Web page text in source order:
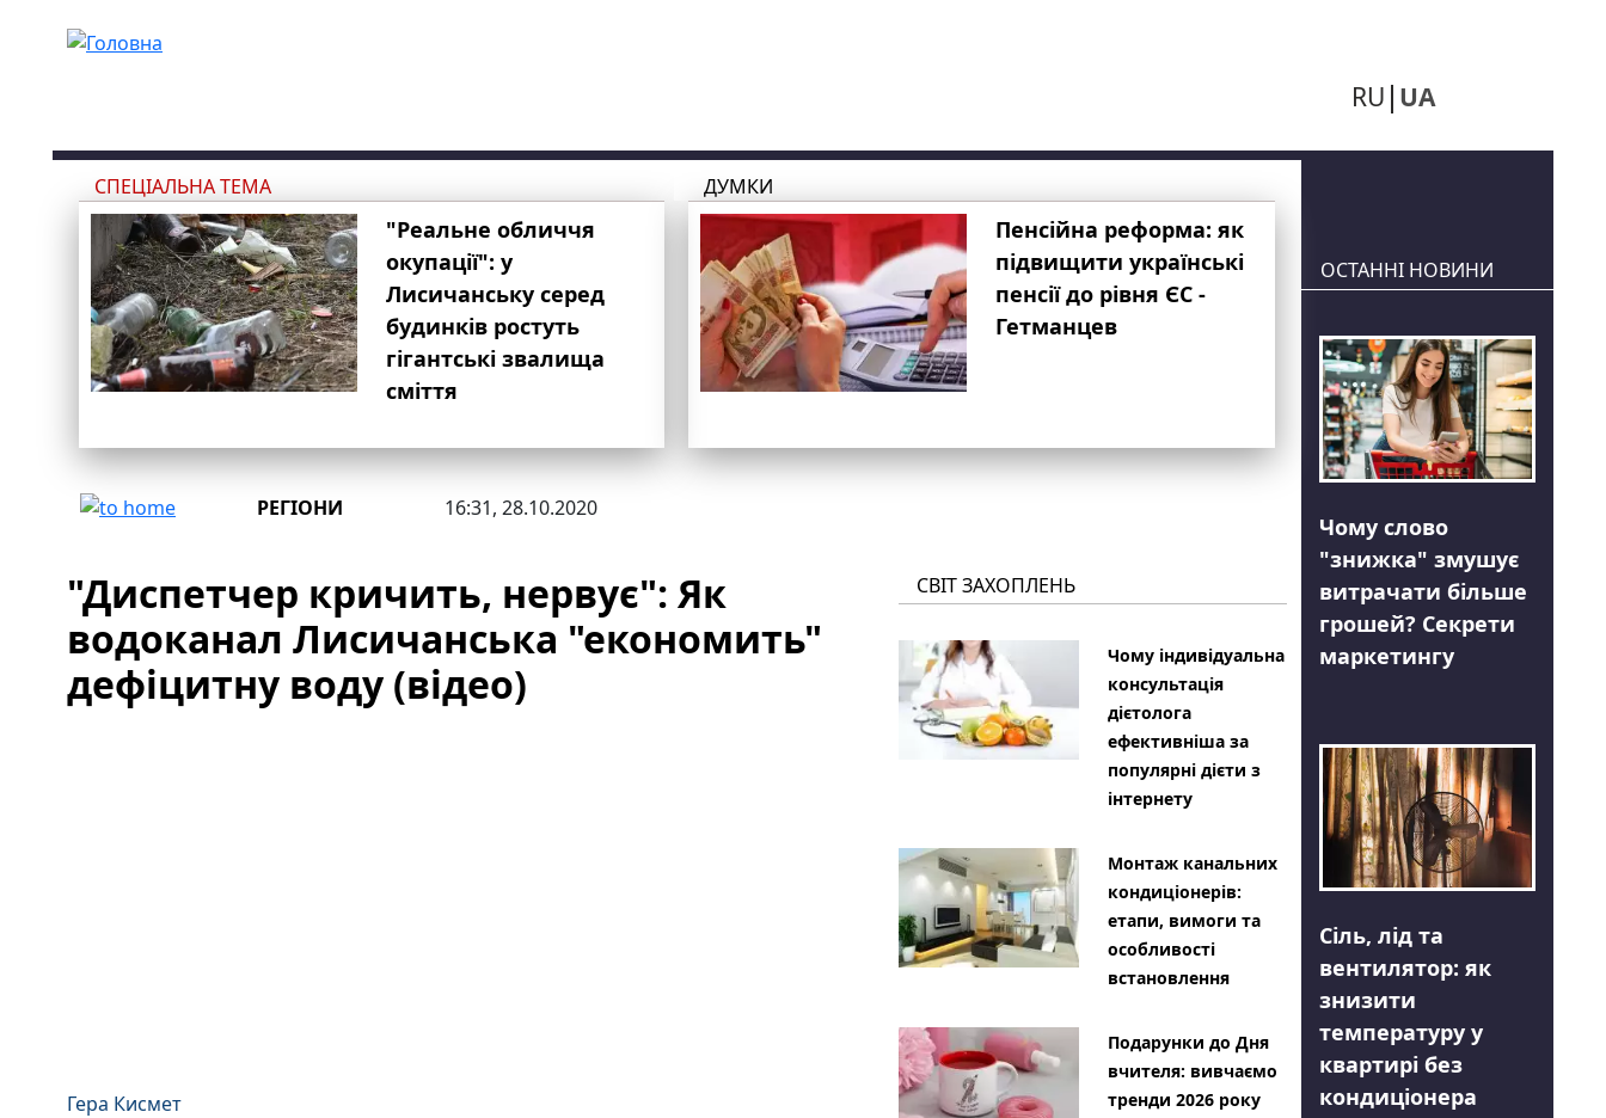
RU UA
СПЕЦІАЛЬНА ТЕМА
"Реальне обличчя
окупації": у
Лисичанську серед
будинків ростуть
гігантські звалища
сміття
ДУМКИ
Пенсійна реформа: як
підвищити українські
пенсії до рівня ЄС -
Гетманцев
РЕГІОНИ 16:31, 28.10.2020
"Диспетчер кричить, нервує": Як
водоканал Лисичанська "економить"
дефіцитну воду (відео)
Гера Кисмет
СВІТ ЗАХОПЛЕНЬ
Чому індивідуальна
консультація
дієтолога
ефективніша за
популярні дієти з
інтернету
Монтаж канальних
кондиціонерів:
етапи, вимоги та
особливості
встановлення
Подарунки до Дня
вчителя: вивчаємо
тренди 2026 року
ОСТАННІ НОВИНИ
Чому слово
"знижка" змушує
витрачати більше
грошей? Секрети
маркетингу
Сіль, лід та
вентилятор: як
знизити
температуру у
квартирі без
кондиціонера